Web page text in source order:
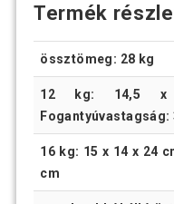
Termék
össztömeg: 28 kg
12 kg: 14,5
Fogantyúvastagság:
16 kg: 15 x 14 x 24
cm